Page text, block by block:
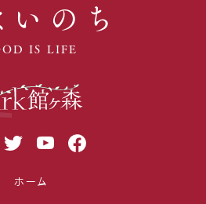
のち
IS LIFE
ホーム